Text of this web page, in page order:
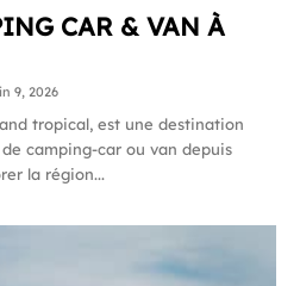
CAR & VAN À
9, 2026
tropical, est une destination
camping-car ou van depuis
la région...